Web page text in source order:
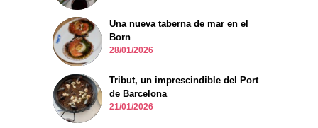
Una nueva taberna de mar en el
Born
28/01/2026
Tribut, un imprescindible del Port
de Barcelona
21/01/2026